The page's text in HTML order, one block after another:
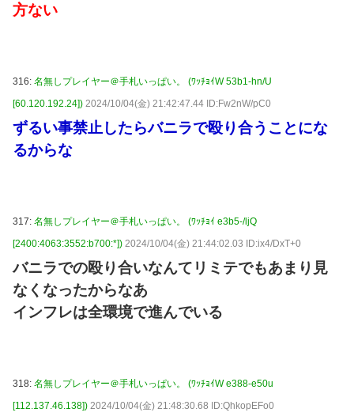
方ない
316: 名無しプレイヤー＠手札いっぱい。 (ﾜｯﾁｮｲW 53b1-hn/U
[60.120.192.24]) 2024/10/04(金) 21:42:47.44 ID:Fw2nW/pC0
ずるい事禁止したらバニラで殴り合うことにな
るからな
317: 名無しプレイヤー＠手札いっぱい。 (ﾜｯﾁｮｲ e3b5-/ljQ
[2400:4063:3552:b700:*]) 2024/10/04(金) 21:44:02.03 ID:ix4/DxT+0
バニラでの殴り合いなんてリミテでもあまり見
なくなったからなあ
インフレは全環境で進んでいる
318: 名無しプレイヤー＠手札いっぱい。 (ﾜｯﾁｮｲW e388-e50u
[112.137.46.138]) 2024/10/04(金) 21:48:30.68 ID:QhkopEFo0